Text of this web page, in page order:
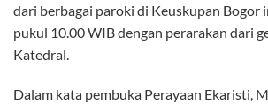
dari berbagai paroki di Keuskupan Bogor
pukul 10.00 WIB dengan perarakan dari
Katedral.
Dalam kata pembuka Perayaan Ekaristi,